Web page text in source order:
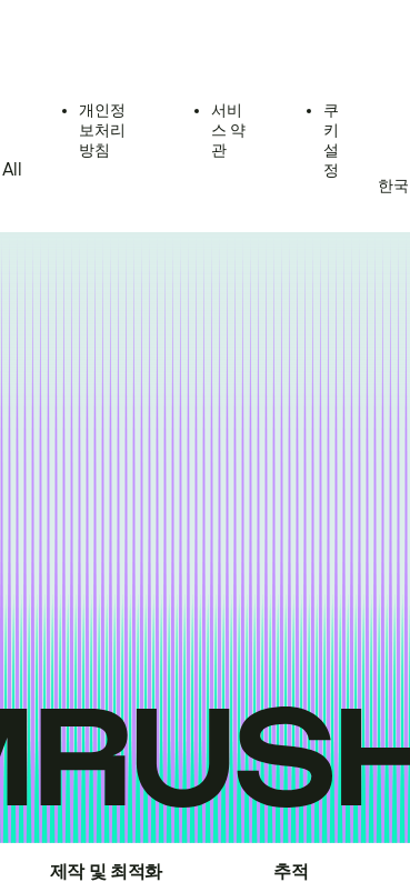
제작 및 최적화 추적
All
개인정
보처리
방침
서비
스 약
관
쿠
키
설
정
한